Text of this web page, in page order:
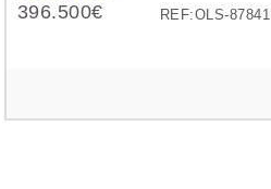
REF:OLS-87841
396.500€